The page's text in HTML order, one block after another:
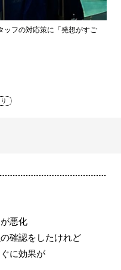
フの対応策に「発想がすご
悪化
確認をしたけれど
に効果が